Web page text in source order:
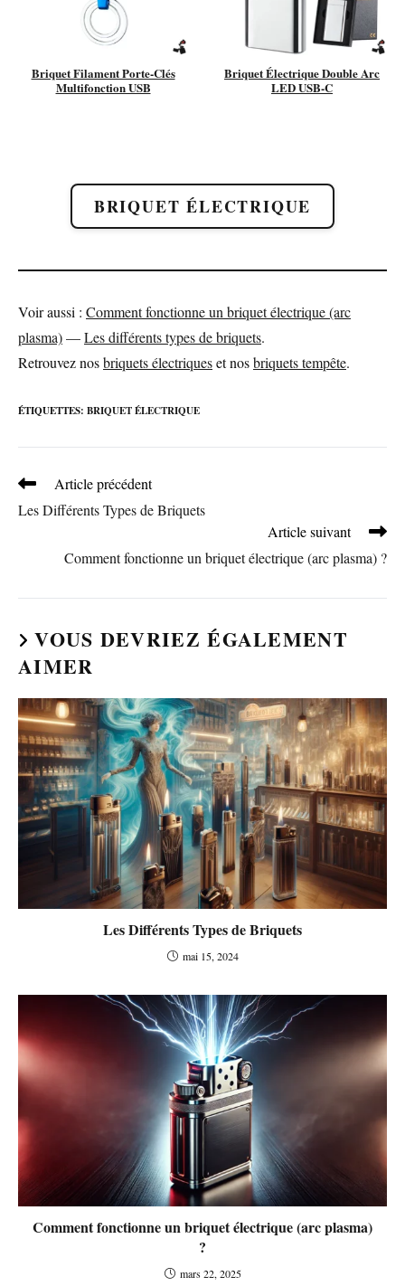
Briquet Filament Porte-Clés
Multifonction USB
Briquet Électrique Double Arc
LED USB-C
BRIQUET ÉLECTRIQUE
Voir aussi : Comment fonctionne un briquet électrique (arc
plasma)—Les différents types de briquets.
Retrouvez nosbriquets électriqueset nosbriquets tempête.
ÉTIQUETTES: BRIQUET ÉLECTRIQUE
Read
articles
Article précédent
Les Différents Types de Briquets
Article suivant
Comment fonctionne un briquet électrique (arc plasma) ?
VOUS DEVRIEZ ÉGALEMENT
AIMER
Les Différents Types de Briquets
mai 15, 2024
Comment fonctionne un briquet électrique (arc plasma)
?
mars 22, 2025